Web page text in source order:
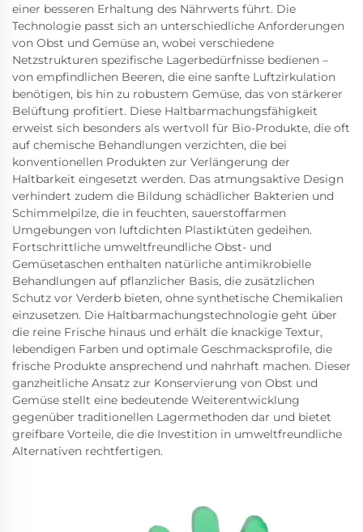
einer besseren Erhaltung des Nährwerts führt. Die
Technologie passt sich an unterschiedliche Anforderungen
von Obst und Gemüse an, wobei verschiedene
Netzstrukturen spezifische Lagerbedürfnisse bedienen –
von empfindlichen Beeren, die eine sanfte Luftzirkulation
benötigen, bis hin zu robustem Gemüse, das von stärkerer
Belüftung profitiert. Diese Haltbarmachungsfähigkeit
erweist sich besonders als wertvoll für Bio-Produkte, die oft
auf chemische Behandlungen verzichten, die bei
konventionellen Produkten zur Verlängerung der
Haltbarkeit eingesetzt werden. Das atmungsaktive Design
verhindert zudem die Bildung schädlicher Bakterien und
Schimmelpilze, die in feuchten, sauerstoffarmen
Umgebungen von luftdichten Plastiktüten gedeihen.
Fortschrittliche umweltfreundliche Obst- und
Gemüsetaschen enthalten natürliche antimikrobielle
Behandlungen auf pflanzlicher Basis, die zusätzlichen
Schutz vor Verderb bieten, ohne synthetische Chemikalien
einzusetzen. Die Haltbarmachungstechnologie geht über
die reine Frische hinaus und erhält die knackige Textur,
lebendigen Farben und optimale Geschmacksprofile, die
frische Produkte ansprechend und nahrhaft machen. Dieser
ganzheitliche Ansatz zur Konservierung von Obst und
Gemüse stellt eine bedeutende Weiterentwicklung
gegenüber traditionellen Lagermethoden dar und bietet
greifbare Vorteile, die die Investition in umweltfreundliche
Alternativen rechtfertigen.